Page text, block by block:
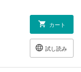
章
矢口祐人氏に聞く ほか
を』｜
カート
試し読み